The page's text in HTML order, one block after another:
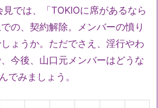
では、「TOKIOに席があるなら
の、契約解除。メンバーの憤り
ょうか。ただでさえ、淫行やわ
今後、山口元メンバーはどうな
でみましょう。